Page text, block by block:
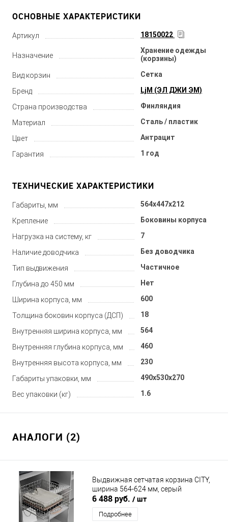
ОСНОВНЫЕ ХАРАКТЕРИСТИКИ
Артикул 18150022
Назначение
Хранение одежды
(корзины)
Вид корзин Сетка
Бренд LjM (ЭЛ ДЖИ ЭМ)
Страна производства Финляндия
Материал Сталь / пластик
Цвет Антрацит
Гарантия 1 год
ТЕХНИЧЕСКИЕ ХАРАКТЕРИСТИКИ
Габариты, мм 564x447x212
Крепление Боковины корпуса
Нагрузка на систему, кг 7
Наличие доводчика Без доводчика
Тип выдвижения Частичное
Глубина до 450 мм Нет
Ширина корпуса, мм 600
Толщина боковин корпуса (ДСП) 18
Внутренняя ширина корпуса, мм 564
Внутренняя глубина корпуса, мм 460
Внутренняя высота корпуса, мм 230
Габариты упаковки, мм 490x530x270
Вес упаковки (кг) 1.6
АНАЛОГИ (2)
Выдвижная сетчатая корзина CITY,
ширина 564-624 мм, серый
6 488 руб. / шт
Подробнее